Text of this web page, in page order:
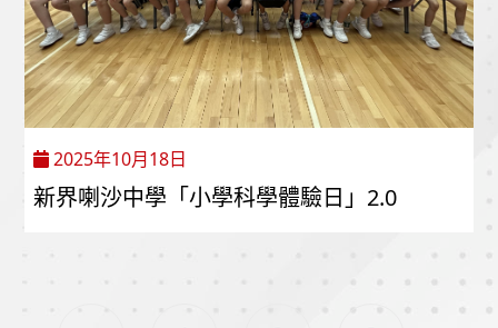
2025年10月18日
新界喇沙中學「小學科學體驗日」2.0